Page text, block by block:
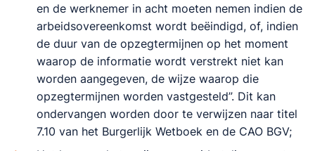
en de werknemer in acht moeten nemen indien de
arbeidsovereenkomst wordt beëindigd, of, indien
de duur van de opzegtermijnen op het moment
waarop de informatie wordt verstrekt niet kan
worden aangegeven, de wijze waarop die
opzegtermijnen worden vastgesteld”. Dit kan
ondervangen worden door te verwijzen naar titel
7.10 van het Burgerlijk Wetboek en de CAO BGV;